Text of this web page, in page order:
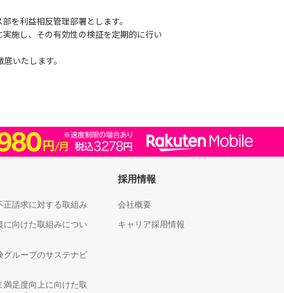
を利益相反管理部署とします。
施し、その有効性の検証を定期的に行い
いたします。
正請求に対する取組み
に向けた取組みについ
グループのサステナビ
満足度向上に向けた取
採用情報
会社概要
キャリア採用情報